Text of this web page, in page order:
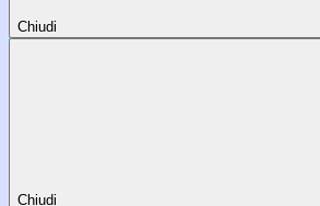
Chiudi
Chiudi